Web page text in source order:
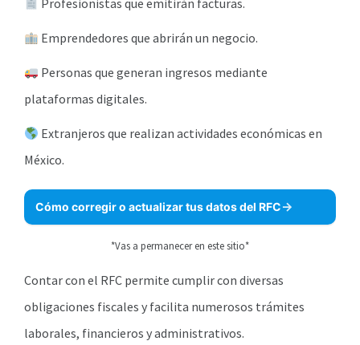
Profesionistas que emitirán facturas.
Emprendedores que abrirán un negocio.
Personas que generan ingresos mediante
plataformas digitales.
Extranjeros que realizan actividades económicas en
México.
Cómo corregir o actualizar tus datos del RFC
*Vas a permanecer en este sitio*
Contar con el RFC permite cumplir con diversas
obligaciones fiscales y facilita numerosos trámites
laborales, financieros y administrativos.